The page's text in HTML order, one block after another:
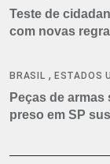
Teste de
com novas
BRASIL , ESTADOS
Peças de
preso em SP